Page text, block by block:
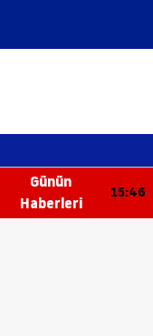
Günün
Haberleri
15:46